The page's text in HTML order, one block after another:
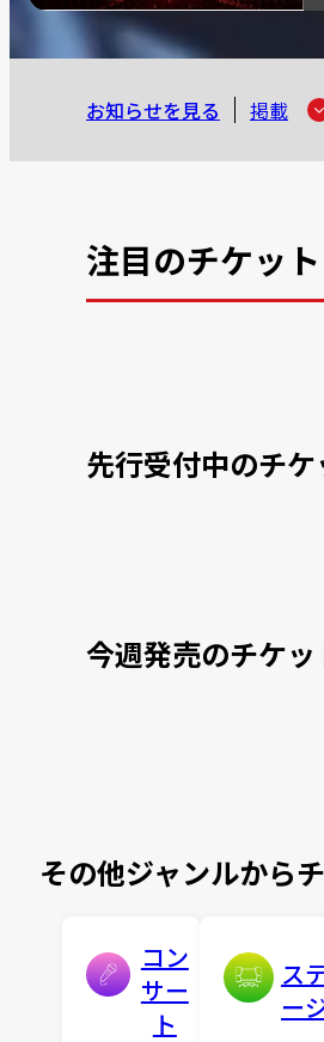
お知らせを見る 掲載
注目のチケット
先行受付中のチケ
今週発売のチケッ
その他ジャンルから
コン
サー
ト
ス
ー